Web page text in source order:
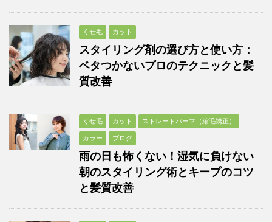
くせ毛 カット
スタイリング剤の選び方と使い方：
ベタつかないプロのテクニックと髪
質改善
くせ毛 カット ストレートパーマ（縮毛矯正）
カラー ブログ
雨の日も怖くない！湿気に負けない
朝のスタイリング術とキープのコツ
と髪質改善